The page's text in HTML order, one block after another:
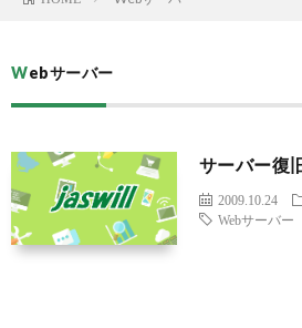
Webサーバー
サーバー復
2009.10.24
Webサーバー